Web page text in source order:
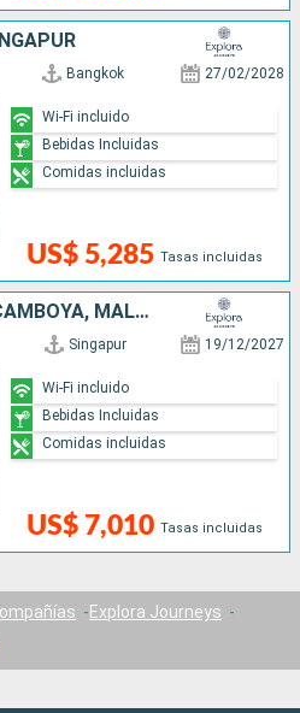
Bangkok 27/02/2028
US$ 5,285 Tasas incluidas
Wi-Fi incluido
Bebidas Incluidas
Comidas incluidas
SINGAPUR, TAILANDIA, CAMBOYA, MALASIA
Singapur 19/12/2027
US$ 7,010 Tasas incluidas
Wi-Fi incluido
Bebidas Incluidas
Comidas incluidas
Explora Journeys